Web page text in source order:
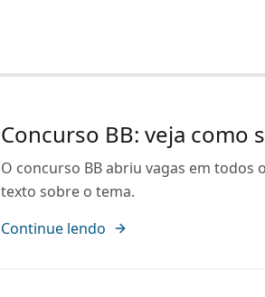
Concurso BB: veja como
O concurso BB abriu vagas em todos
texto sobre o tema.
Continue lendo